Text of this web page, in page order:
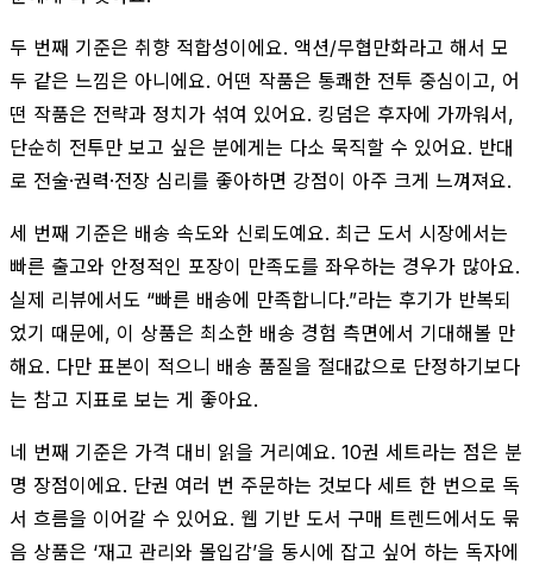
두 번째 기준은 취향 적합성이에요. 액션/무협만화라고 해서 모
두 같은 느낌은 아니에요. 어떤 작품은 통쾌한 전투 중심이고, 어
떤 작품은 전략과 정치가 섞여 있어요. 킹덤은 후자에 가까워서,
단순히 전투만 보고 싶은 분에게는 다소 묵직할 수 있어요. 반대
로 전술·권력·전장 심리를 좋아하면 강점이 아주 크게 느껴져요.
세 번째 기준은 배송 속도와 신뢰도예요. 최근 도서 시장에서는
빠른 출고와 안정적인 포장이 만족도를 좌우하는 경우가 많아요.
실제 리뷰에서도 “빠른 배송에 만족합니다.”라는 후기가 반복되
었기 때문에, 이 상품은 최소한 배송 경험 측면에서 기대해볼 만
해요. 다만 표본이 적으니 배송 품질을 절대값으로 단정하기보다
는 참고 지표로 보는 게 좋아요.
네 번째 기준은 가격 대비 읽을 거리예요. 10권 세트라는 점은 분
명 장점이에요. 단권 여러 번 주문하는 것보다 세트 한 번으로 독
서 흐름을 이어갈 수 있어요. 웹 기반 도서 구매 트렌드에서도 묶
음 상품은 ‘재고 관리와 몰입감’을 동시에 잡고 싶어 하는 독자에